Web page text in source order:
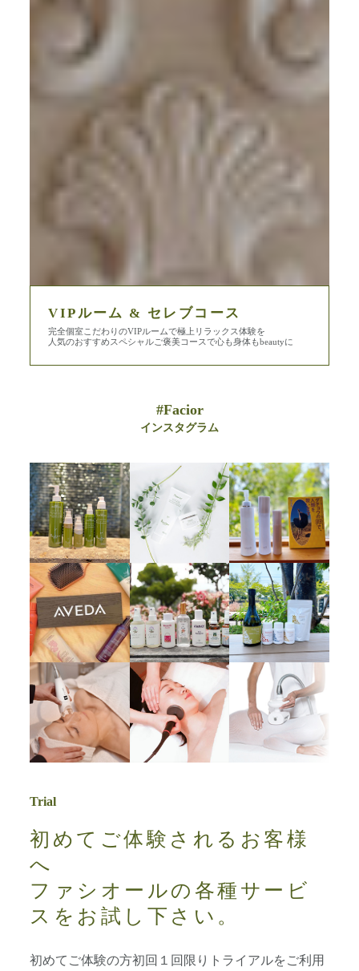
VIPルーム & セレブコース
完全個室こだわりのVIPルームで極上リラックス体験を
人気のおすすめスペシャルご褒美コースで心も身体もbeautyに
#Facior
インスタグラム
Trial
初めてご体験されるお客様
へ
ファシオールの各種サービ
スをお試し下さい。
初めてご体験の方初回１回限りトライアルをご利用